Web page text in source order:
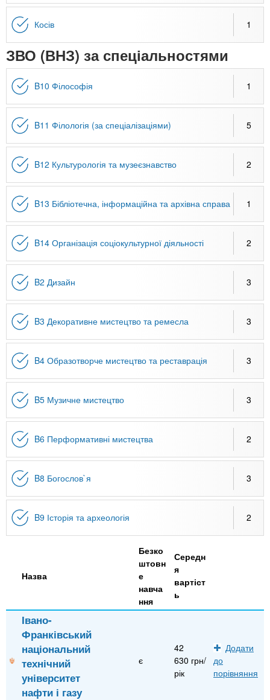
n
t
s
.
i
n
f
o
и
з
а
л
а
д
і
Онлайн курси
Косів 1
ЗВО (ВНЗ) за спеціальностями
B10 Філософія 1
B11 Філологія (за спеціалізаціями) 5
B12 Культурологія та музеєзнавство 2
B13 Бібліотечна, інформаційна та архівна справа 1
B14 Організація соціокультурної діяльності 2
B2 Дизайн 3
B3 Декоративне мистецтво та ремесла 3
B4 Образотворче мистецтво та реставрація 3
B5 Музичне мистецтво 3
B6 Перформативні мистецтва 2
B8 Богослов`я 3
B9 Історія та археологія 2
Назва
Безко
штовн
е
навча
ння
Середн
я
вартіст
ь
Івано-
Франківський
національний
технічний
університет
нафти і газу
є
42
630 грн/
рік
Додати
до
порівняння